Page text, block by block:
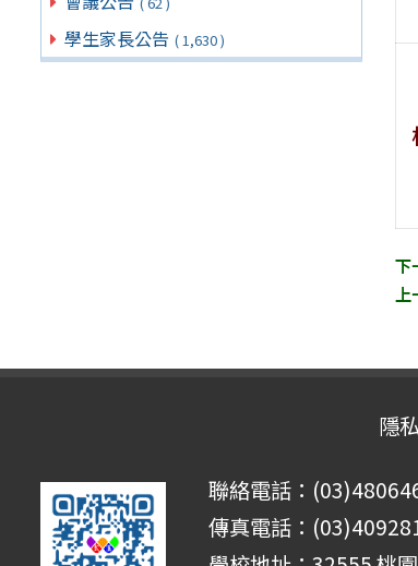
學生家長公告 ( 1,630 )
隱
聯絡電話：
傳真電話：